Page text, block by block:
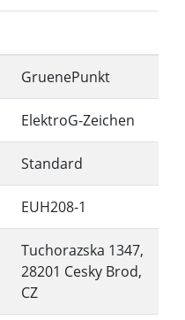
GruenePunkt
ElektroG-Zeichen
Standard
EUH208-1
Tuchorazska 1347,
28201 Cesky Brod,
CZ